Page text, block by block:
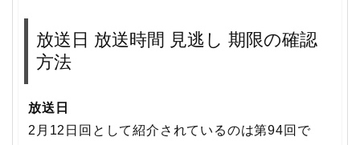
放送日 放送時間 見逃し 期限の確認
方法
放送日
2月12日回として紹介されているのは第94回で